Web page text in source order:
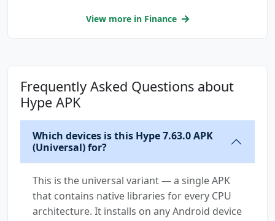
MISSION
it.hype.app.permission.C2D_MESSAGE
it.hype.app.permission.PUSH_PROVIDER
View more in Finance
Frequently Asked Questions about
Hype APK
Which devices is this Hype 7.63.0 APK
(Universal) for?
This is the universal variant — a single APK
that contains native libraries for every CPU
architecture. It installs on any Android device